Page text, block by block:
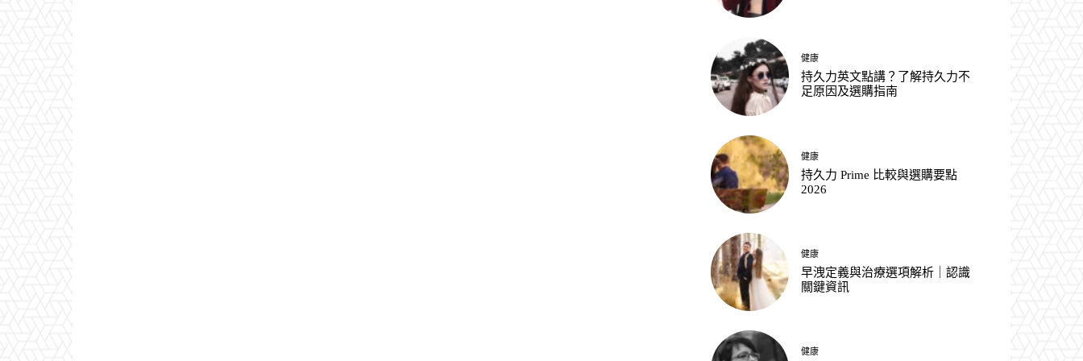
健康
持久力英文點講？了解持久力不
足原因及選購指南
健康
持久力 Prime 比較與選購要點
2026
健康
早洩定義與治療選項解析｜認識
關鍵資訊
健康